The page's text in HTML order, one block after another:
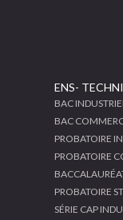
ENS-
BAC
BAC
PROBATOIRE
PROBATOIRE
PROBATOIRE
SÉRIE CAP